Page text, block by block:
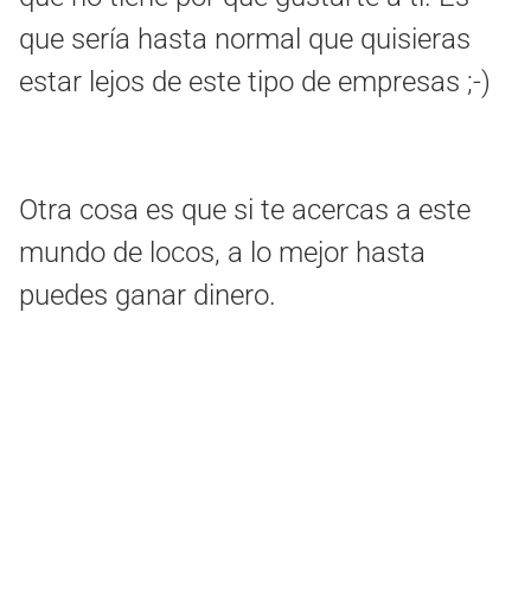
que sería hasta normal que quisieras
estar lejos de este tipo de empresas ;-)
Otra cosa es que si te acercas a este
mundo de locos, a lo mejor hasta
puedes ganar dinero.